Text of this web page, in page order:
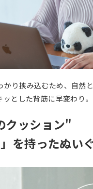
かり挟み込むため、自然
とした背筋に早変わり。
クッション"
を持ったぬい